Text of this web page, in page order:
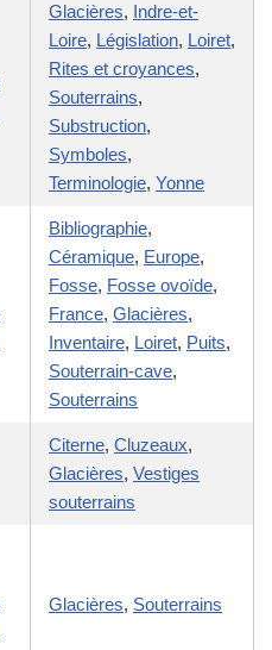
Glacières, Indre-et-
Loire, Législation, Loiret,
Rites et croyances,
Souterrains,
Substruction,
Symboles,
Terminologie, Yonne
Bibliographie,
Céramique, Europe,
Fosse, Fosse ovoïde,
France, Glacières,
Inventaire, Loiret, Puits,
Souterrain-cave,
Souterrains
Citerne, Cluzeaux,
Glacières, Vestiges
souterrains
Glacières, Souterrains